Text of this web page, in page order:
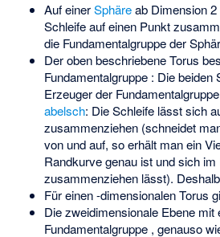
Auf einerSphäreab Dimension 2
Schleife auf einen Punkt
die Fundamentalgruppe der
Der oben beschriebene Torus
Fundamentalgruppe : Die beiden
Erzeuger der
abelsch: Die Schleife lässt sich
zusammenziehen (schneidet
von undauf, so erhält man ein
Randkurve genau ist und sich
zusammenziehen lässt).
Für einen-dimensionalen Torus
Die zweidimensionale Ebene mit
Fundamentalgruppe , genauso